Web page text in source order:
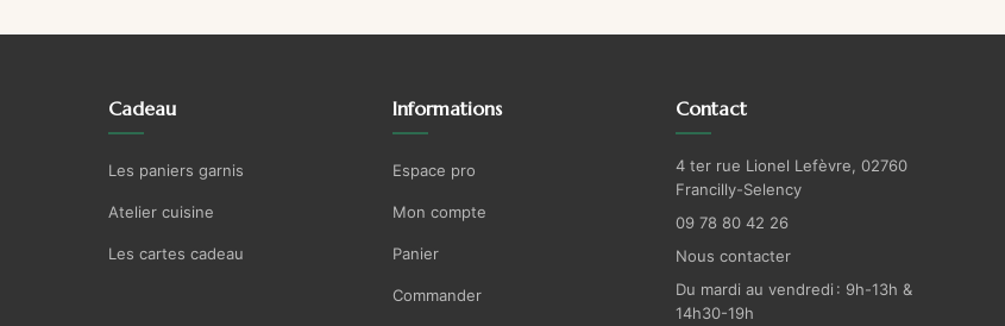
Cadeau
Les paniers garnis
Atelier cuisine
Les cartes cadeau
Informations
Espace pro
Mon compte
Panier
Commander
Contact
4 ter rue Lionel Lefèvre, 02760
Francilly-Selency
09 78 80 42 26
Nous contacter
Du mardi au vendredi : 9h-13h &
14h30-19h